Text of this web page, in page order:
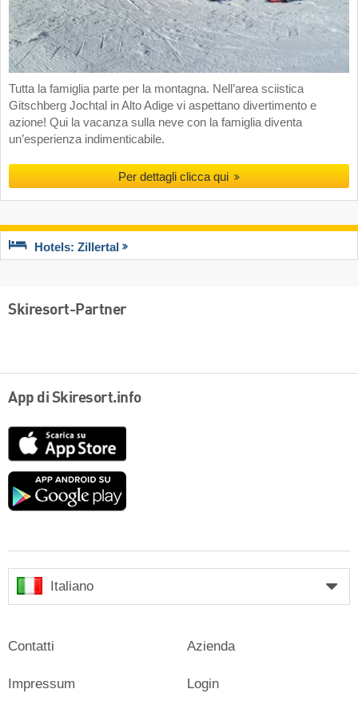
Tutta la famiglia parte per la montagna. Nell’area sciistica
Gitschberg Jochtal in Alto Adige vi aspettano divertimento e
azione! Qui la vacanza sulla neve con la famiglia diventa
un’esperienza indimenticabile.
Per dettagli clicca qui
Hotels: Zillertal
Skiresort-Partner
App di Skiresort.info
Google
Italiano
Contatti
Impressum
Azienda
Login